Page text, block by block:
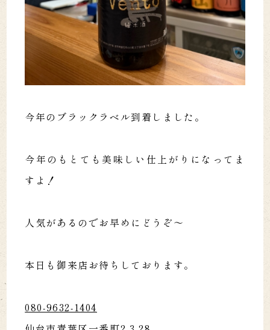
今年のブラックラベル到着しました。
今年のもとても美味しい仕上がりになってま
すよ！
人気があるのでお早めにどうぞ〜
本日も御来店お待ちしております。
080-9632-1404